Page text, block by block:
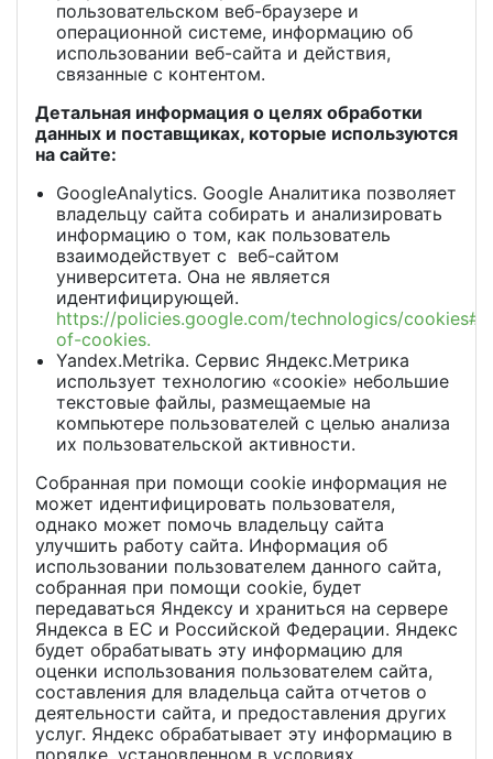
пользовательском веб-браузере и
операционной системе, информацию об
использовании веб-сайта и действия,
связанные с контентом.
Детальная информация о целях обработки
данных и поставщиках, которые используются
на сайте:
GoogleAnalytics. Google Аналитика позволяет
владельцу сайта собирать и анализировать
информацию о том, как пользователь
взаимодействует с веб-сайтом
университета. Она не является
идентифицирующей.
https://policies.google.com/technologics/
of-cookies.
Yandex.Metrika. Сервис Яндекс.Метрика
использует технологию «соокie» небольшие
текстовые файлы, размещаемые на
компьютере пользователей с целью анализа
их пользовательской активности.
Собранная при помощи cookie информация не
может идентифицировать пользователя,
однако может помочь владельцу сайта
улучшить работу сайта. Информация об
использовании пользователем данного сайта,
собранная при помощи cookie, будет
передаваться Яндексу и храниться на сервере
Яндекса в ЕС и Российской Федерации. Яндекс
будет обрабатывать эту информацию для
оценки использования пользователем сайта,
составления для владельца сайта отчетов о
деятельности сайта, и предоставления других
услуг. Яндекс обрабатывает эту информацию в
порядке, установленном в условиях